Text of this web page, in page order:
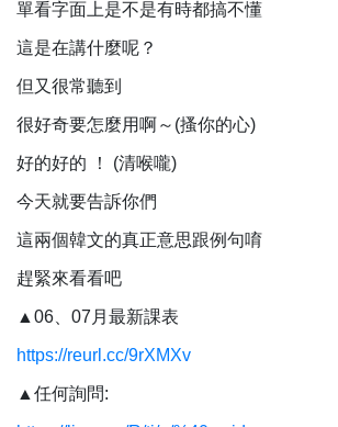
單看字面上是不是有時都搞不懂
這是在講什麼呢？
但又很常聽到
很好奇要怎麼用啊～(搔你的心)
好的好的 ！ (清喉嚨)
今天就要告訴你們
這兩個韓文的真正意思跟例句唷
趕緊來看看吧
▲06、07月最新課表
https://reurl.cc/9rXMXv
▲任何詢問: